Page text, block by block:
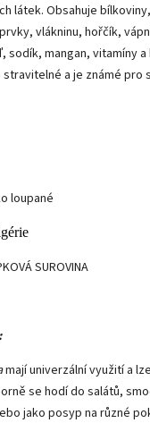
látek. Obsahuje
vlákninu, hořčík,
sodík, mangan, vitamíny
stravitelné a je známé pro
loupané
SUROVINA
mají univerzální využití a
se hodí do salátů,
jako posyp na různé